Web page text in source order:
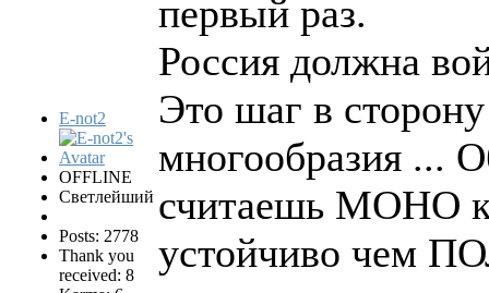
E-not2
OFFLINE
Светлейший
Posts: 2778
Thank you
received: 8
первый раз.
Россия должна
Это шаг в
многообразия ...
считаешь МОНО
устойчиво чем